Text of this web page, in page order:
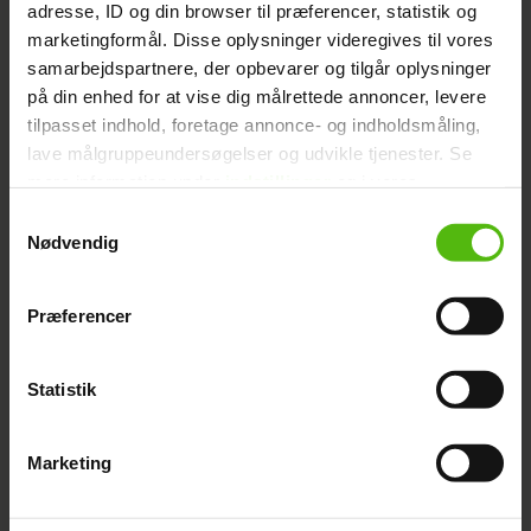
adresse, ID og din browser til præferencer, statistik og
marketingformål. Disse oplysninger videregives til vores
samarbejdspartnere, der opbevarer og tilgår oplysninger
på din enhed for at vise dig målrettede annoncer, levere
tilpasset indhold, foretage annonce- og indholdsmåling,
lave målgruppeundersøgelser og udvikle tjenester. Se
tilbage eller ændre indstillinger fra vores
"Cookiedeklaration", eller ved at trykke på "Privacy
Vi ønsker dit samtykke til at indsamle og bruge data for
indhold til dig.
Nødvendig
Præferencer
Statistik
Marketing
Tørrede æbleskiver med
julekrydderier